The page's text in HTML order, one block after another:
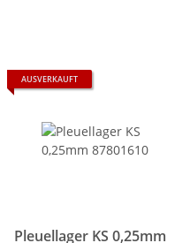
AUSVERKAUFT
Pleuellager KS 0,25mm